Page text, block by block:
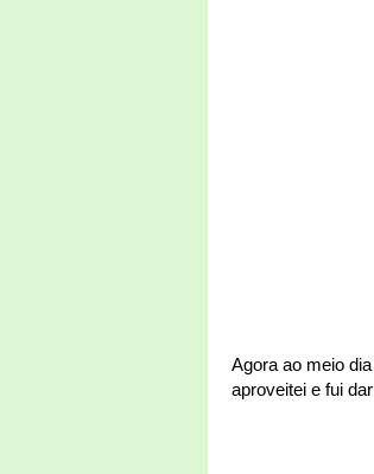
Agora ao meio
aproveitei e fui